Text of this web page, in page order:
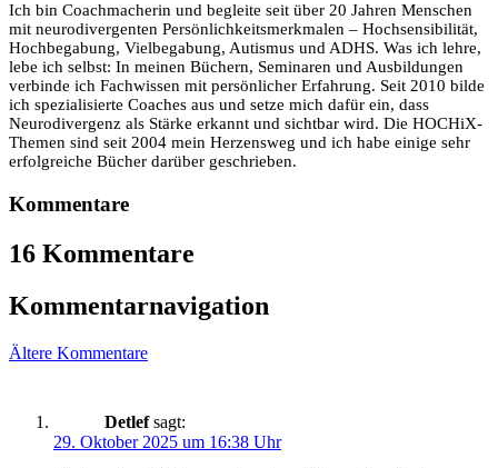
Ich bin Coachmacherin und begleite seit über 20 Jahren Menschen
mit neurodivergenten Persönlichkeitsmerkmalen – Hochsensibilität,
Hochbegabung, Vielbegabung, Autismus und ADHS. Was ich lehre,
lebe ich selbst: In meinen Büchern, Seminaren und Ausbildungen
verbinde ich Fachwissen mit persönlicher Erfahrung. Seit 2010 bilde
ich spezialisierte Coaches aus und setze mich dafür ein, dass
Neurodivergenz als Stärke erkannt und sichtbar wird. Die HOCHiX-
Themen sind seit 2004 mein Herzensweg und ich habe einige sehr
erfolgreiche Bücher darüber geschrieben.
Kommentare
16 Kommentare
Kommentarnavigation
Ältere Kommentare
Detlef sagt:
29. Oktober 2025 um 16:38 Uhr